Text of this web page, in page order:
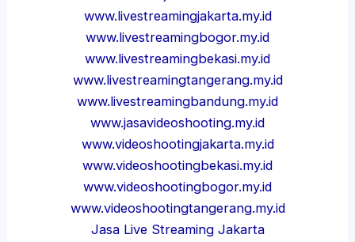
www.livestreamingjakarta.my.id
www.livestreamingbogor.my.id
www.livestreamingbekasi.my.id
www.livestreamingtangerang.my.id
www.livestreamingbandung.my.id
www.jasavideoshooting.my.id
www.videoshootingjakarta.my.id
www.videoshootingbekasi.my.id
www.videoshootingbogor.my.id
www.videoshootingtangerang.my.id
Jasa Live Streaming Jakarta